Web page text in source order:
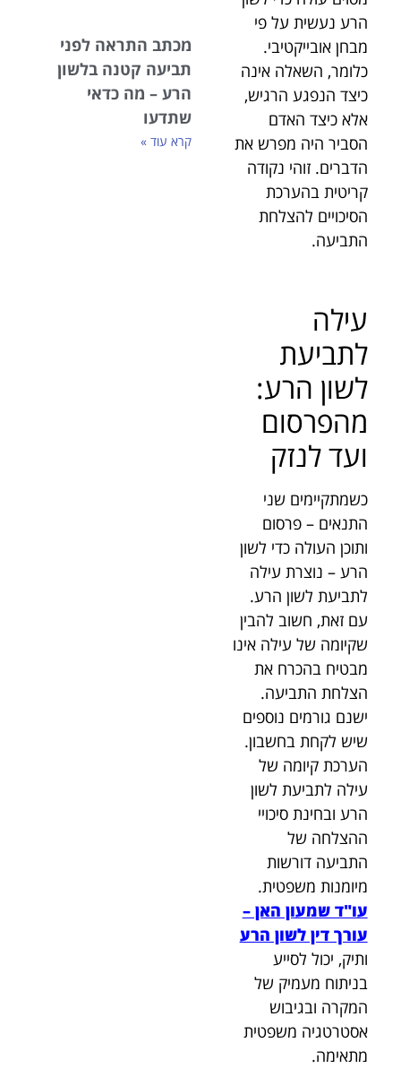
הרע נעשית על פי
מבחן אובייקטיבי.
כלומר, השאלה אינה
כיצד הנפגע הרגיש,
אלא כיצד האדם
הסביר היה מפרש את
הדברים. זוהי נקודה
קריטית בהערכת
הסיכויים להצלחת
התביעה.
עילה
לתביעת
לשון הרע:
מהפרסום
ועד לנזק
כשמתקיימים שני
התנאים – פרסום
ותוכן העולה כדי לשון
הרע – נוצרת עילה
לתביעת לשון הרע.
עם זאת, חשוב להבין
שקיומה של עילה אינו
מבטיח בהכרח את
הצלחת התביעה.
ישנם גורמים נוספים
שיש לקחת בחשבון.
הערכת קיומה של
עילה לתביעת לשון
הרע ובחינת סיכויי
ההצלחה של
התביעה דורשות
מיומנות משפטית.
עו"ד שמעון האן –
עורך דין לשון הרע
ותיק, יכול לסייע
בניתוח מעמיק של
המקרה ובגיבוש
אסטרטגיה משפטית
מתאימה.
מכתב התראה לפני
תביעה קטנה בלשון
הרע – מה כדאי
שתדעו
קרא עוד »